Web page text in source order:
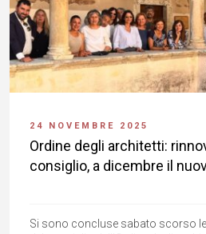
24 NOVEMBRE 2025
Ordine degli architetti:
consiglio, a dicembre il
Si sono concluse sabato scorso